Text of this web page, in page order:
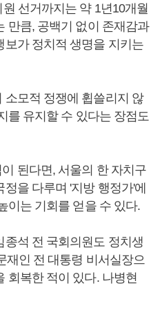
선거까지는 약 1년10개월
만큼, 공백기 없이 존재감과
보가 정치적 생명을 지키는
소모적 정쟁에 휩쓸리지 않
를 유지할 수 있다는 장점도
된다면, 서울의 한 자치구
을 다루며 '지방 행정가'에
이는 기회를 얻을 수 있다.
석 전 국회의원도 정치생
재인 전 대통령 비서실장으
회복한 적이 있다. 나병현